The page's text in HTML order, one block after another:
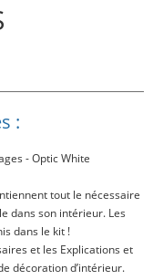
:
- Optic White
tout le nécessaire
dans son intérieur. Les
dans le kit !
et les Explications et
décoration d’intérieur.